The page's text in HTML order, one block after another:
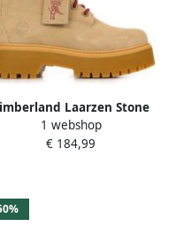
Laarzen Stone
6 In Lace Waterproof
1 webshop
€ 184,99